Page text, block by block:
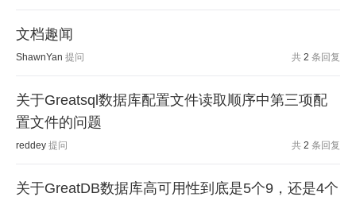
文档趣闻
ShawnYan 提问 共 2 条回复
关于Greatsql数据库配置文件读取顺序中第三项配
置文件的问题
reddey 提问 共 2 条回复
关于GreatDB数据库高可用性到底是5个9，还是4个